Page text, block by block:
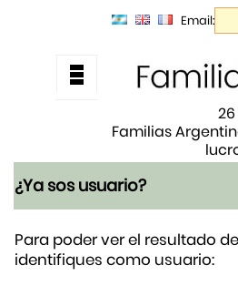
Email:
Familias
¿Ya sos usuario?
Para poder ver el resultado
identifiques como usuario: